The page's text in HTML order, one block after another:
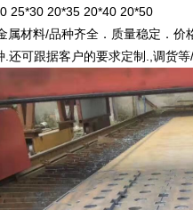
25*30 20*35 20*40 20*50
属材料/品种齐全．质量稳定．价
还可跟据客户的要求定制.,调货